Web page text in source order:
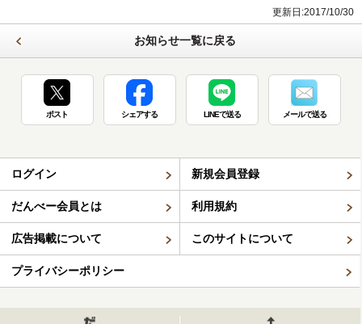
更新日:2017/10/30
お知らせ一覧に戻る
ポスト シェアする LINEで送る メールで送る
ログイン 新規会員登録
だんべー会員とは 利用規約
広告掲載について このサイトについて
プライバシーポリシー